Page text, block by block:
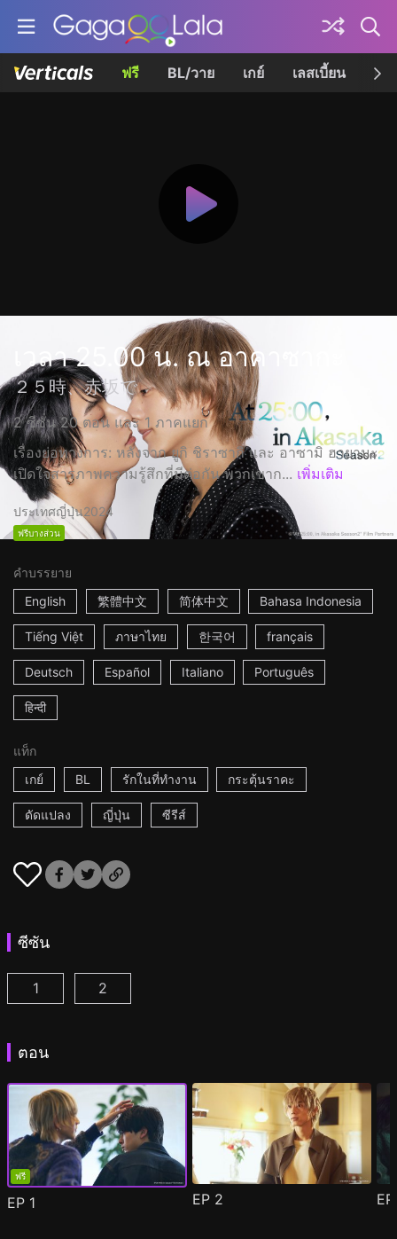
ฟรี BL/วาย เกย์ เลสเบี้ยน เค
เวลา 25.00 น. ณ อาคาซากะ
２５時、赤坂で
2 ซีซั่น 20 ตอน และ 1 ภาคแยก
เรื่องย่อทางการ: หลังจาก ยูกิ ชิราซากิ และ อาซามิ ฮายามะ
เปิดใจสารภาพความรู้สึกที่มีต่อกัน พวกเขาก... เพิ่มเติม
ประเทศญี่ปุ่น2024
ฟรีบางส่วน
คำบรรยาย
English
繁體中文 简体中文 Bahasa Indonesia
Tiếng Việt ภาษาไทย 한국어 français
Deutsch Español Italiano Português
हिन्दी
แท็ก
เกย์
BL รักในที่ทำงาน กระตุ้นราคะ
ดัดแปลง ญี่ปุ่น ซีรีส์
ซีซัน
เวลา 25.00 น. ณ อาคาซากะ ตอนที่ 1
1 เวลา 25.00 น. ณ อาคาซากะ ซีซั่น2 ตอนที่ 1
2
ตอน
ฟรี
EP 1 EP 2